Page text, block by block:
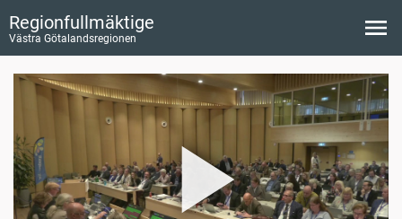
Regionfullmäktige
Västra Götalandsregionen